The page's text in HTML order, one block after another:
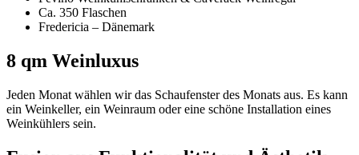
Ca. 350 Flaschen
Fredericia – Dänemark
8 qm Weinluxus
Jeden Monat wählen wir das Schaufenster des Monats aus. Es kann
ein Weinkeller, ein Weinraum oder eine schöne Installation eines
Weinkühlers sein.